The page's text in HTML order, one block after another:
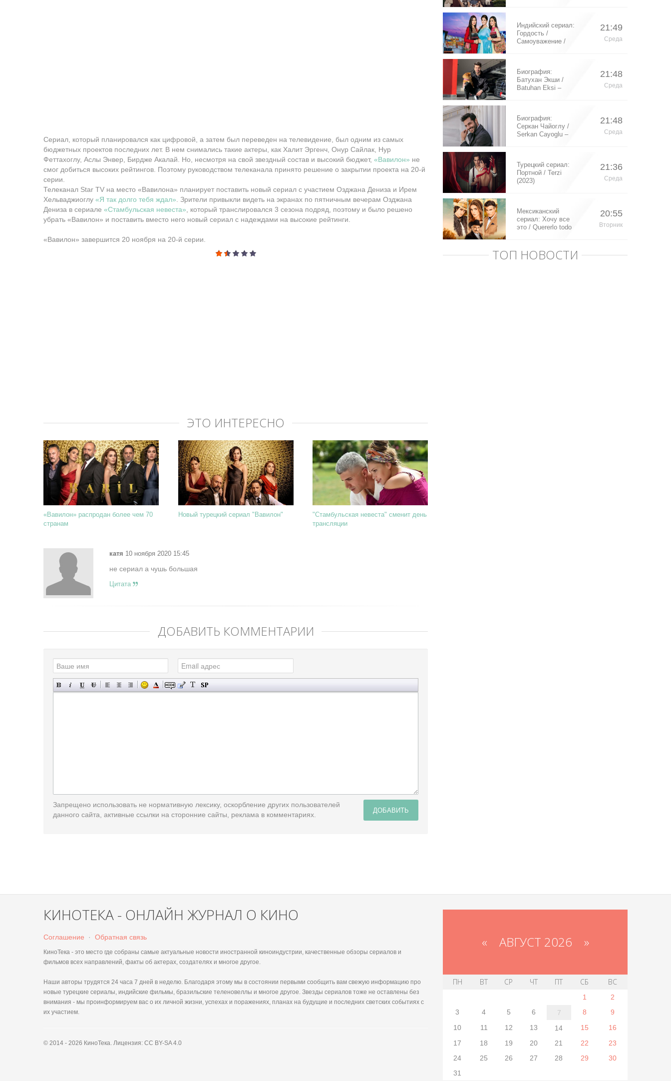
Сериал, который планировался как цифровой, а затем был переведен на телевидение, был одним из самых
бюджетных проектов последних лет. В нем снимались такие актеры, как Халит Эргенч, Онур Сайлак, Нур
Феттахоглу, Аслы Энвер, Бирдже Акалай. Но, несмотря на свой звездный состав и высокий бюджет, «Вавилон» не
смог добиться высоких рейтингов. Поэтому руководством телеканала принято решение о закрытии проекта на 20-й
серии.
Телеканал Star TV на место «Вавилона» планирует поставить новый сериал с участием Озджана Дениза и Ирем
Хельваджиоглу «Я так долго тебя ждал» . Зрители привыкли видеть на экранах по пятничным вечерам Озджана
Дениза в сериале «Стамбульская невеста» , который транслировался 3 сезона подряд, поэтому и было решено
убрать «Вавилон» и поставить вместо него новый сериал с надеждами на высокие рейтинги.
«Вавилон» завершится 20 ноября на 20-й серии.
ЭТО ИНТЕРЕСНО
«Вавилон» распродан более чем 70
странам
Новый турецкий сериал "Вавилон"
"Стамбульская невеста" сменит день
трансляции
катя 10 ноября 2020 15:45
не сериал а чушь большая
Цитата
ДОБАВИТЬ КОММЕНТАРИЙ
ДОБАВИТЬ
Запрещено использовать не нормативную лексику, оскорбление других пользователей
данного сайта, активные ссылки на сторонние сайты, реклама в комментариях.
Индийский сериал:
Гордость /
Самоуважение /
21:49
Среда
Биография:
Батухан Экши /
Batuhan Eksi –
21:48
Среда
Биография:
Серкан Чайоглу /
Serkan Cayoglu –
21:48
Среда
Турецкий сериал:
Портной / Terzi
(2023)
21:36
Среда
Мексиканский
сериал: Хочу все
это / Quererlo todo
20:55
Вторник
ТОП НОВОСТИ
КИНОТЕКА - ОНЛАЙН ЖУРНАЛ О КИНО
Соглашение · Обратная связь
КиноТека - это место где собраны самые актуальные новости иностранной киноиндустрии, качественные обзоры сериалов и
фильмов всех направлений, факты об актерах, создателях и многое другое.
Наши авторы трудятся 24 часа 7 дней в неделю. Благодаря этому мы в состоянии первыми сообщить вам свежую информацию про
новые турецкие сериалы, индийские фильмы, бразильские теленовеллы и многое другое. Звезды сериалов тоже не оставлены без
внимания - мы проинформируем вас о их личной жизни, успехах и поражениях, планах на будущие и последних светских событиях с
их участием.
© 2014 - 2026 КиноТека. Лицензия: CC BY-SA 4.0
« АВГУСТ 2026 »
ПН ВТ СР ЧТ ПТ СБ ВС
1
2
3
4 5 6 7 8
9
10
11 12 13 14 15
16
17
18 19 20 21 22
23
24
25 26 27 28 29
30
31